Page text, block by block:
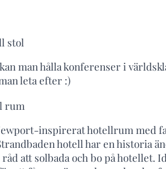
man hålla konferenser i
leta efter :)
inspirerat hotellrum med
hotell har en historia
att solbada och bo på hotellet.